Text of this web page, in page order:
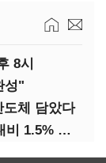
8시
성"
체 담았다
대신증권, 1분기 순익 531억…전년 대비 1.5% 증가